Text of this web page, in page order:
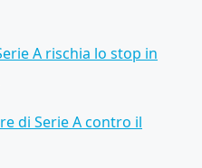
A rischia lo stop in
di Serie A contro il